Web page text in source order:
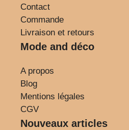
Contact
Commande
Livraison et retours
Mode and déco
A propos
Blog
Mentions légales
CGV
Nouveaux articles